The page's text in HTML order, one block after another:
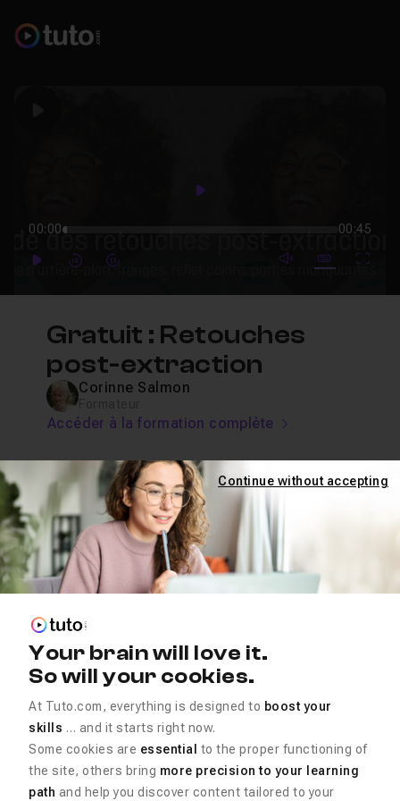
Play
00:00 00:45
PlayForwardForward mute video
Subtitles
Gratuit : Retouches
post-extraction
Corinne Salmon
Accéder à la formation complète